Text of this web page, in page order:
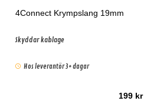
4Connect Krympslang 19mm
Skyddar kablage
Hos leverantör 3+ dagar
199 kr